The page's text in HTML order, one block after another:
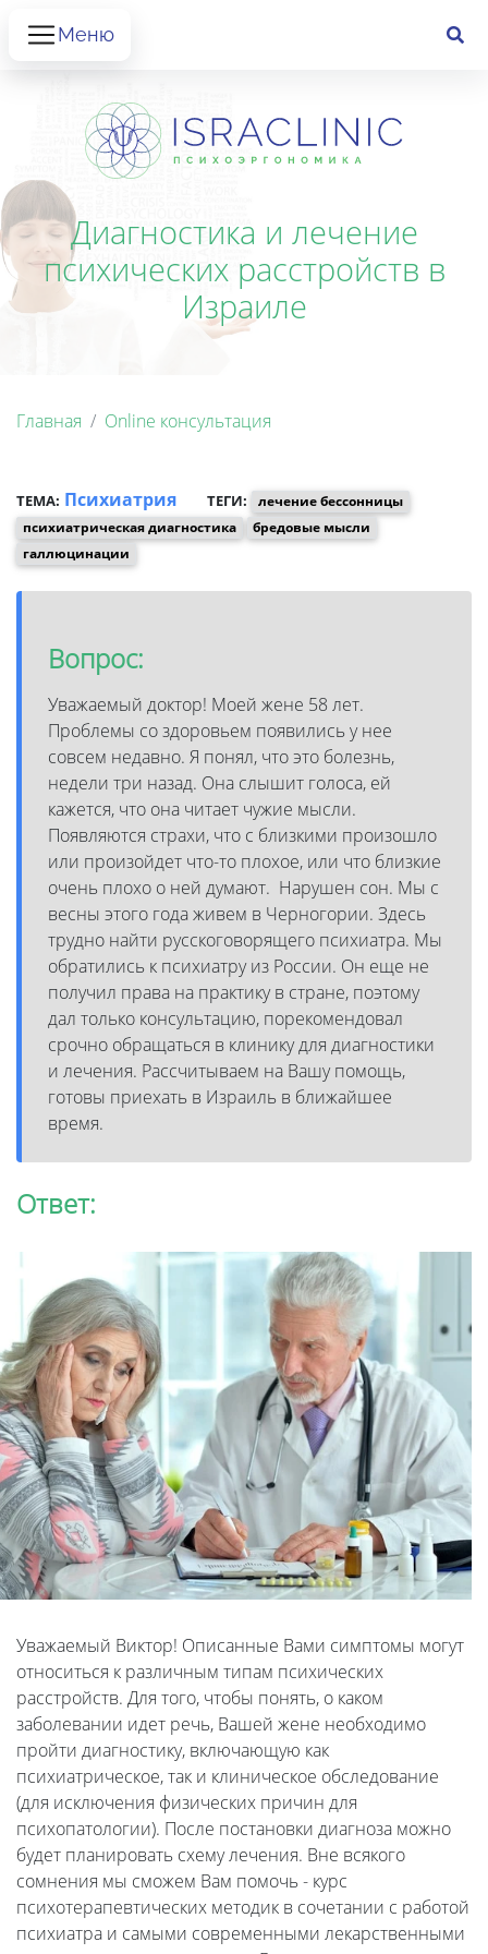
Меню
Диагностика и лечение
психических расстройств в
Израиле
Главная Online консультация
ТЕМА: Психиатрия ТЕГИ:
лечение бессонницы
психиатрическая диагностика
бредовые мысли
галлюцинации
Вопрос:
Уважаемый доктор! Моей жене 58 лет.
Проблемы со здоровьем появились у нее
совсем недавно. Я понял, что это болезнь,
недели три назад. Она слышит голоса, ей
кажется, что она читает чужие мысли.
Появляются страхи, что с близкими произошло
или произойдет что-то плохое, или что близкие
очень плохо о ней думают. Нарушен сон. Мы с
весны этого года живем в Черногории. Здесь
трудно найти русскоговорящего психиатра. Мы
обратились к психиатру из России. Он еще не
получил права на практику в стране, поэтому
дал только консультацию, порекомендовал
срочно обращаться в клинику для диагностики
и лечения. Рассчитываем на Вашу помощь,
готовы приехать в Израиль в ближайшее
время.
Ответ:
Уважаемый Виктор! Описанные Вами симптомы могут
относиться к различным типам психических
расстройств. Для того, чтобы понять, о каком
заболевании идет речь, Вашей жене необходимо
пройти диагностику, включающую как
психиатрическое, так и клиническое обследование
(для исключения физических причин для
психопатологии). После постановки диагноза можно
будет планировать схему лечения. Вне всякого
сомнения мы сможем Вам помочь - курс
психотерапевтических методик в сочетании с работой
психиатра и самыми современными лекарственными